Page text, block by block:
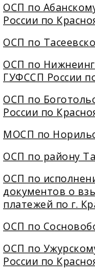
ОСП по
России по
ОСП по
ОСП по
ГУФССП России
ОСП по
России по
МОСП по
ОСП по району
ОСП по
документов о
платежей по г.
ОСП по
ОСП по
России по